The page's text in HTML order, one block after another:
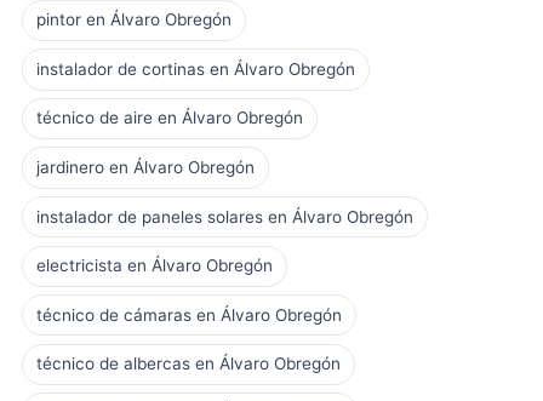
pintor en Álvaro Obregón
instalador de cortinas en Álvaro Obregón
técnico de aire en Álvaro Obregón
jardinero en Álvaro Obregón
instalador de paneles solares en Álvaro Obregón
electricista en Álvaro Obregón
técnico de cámaras en Álvaro Obregón
técnico de albercas en Álvaro Obregón